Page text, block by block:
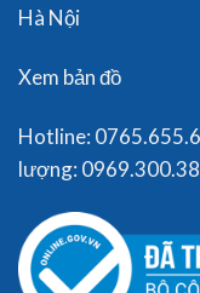
Hà Nội
Xem bản đồ
Hotline:
lượng: